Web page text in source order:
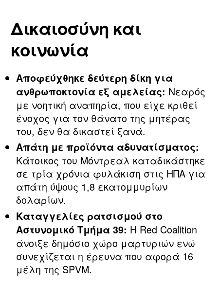
Δικαιοσύνη και
κοινωνία
Αποφεύχθηκε δεύτερη δίκη για
ανθρωποκτονία εξ αμελείας: Νεαρός
με νοητική αναπηρία, που είχε κριθεί
ένοχος για τον θάνατο της μητέρας
του, δεν θα δικαστεί ξανά.
Απάτη με προϊόντα αδυνατίσματος:
Κάτοικος του Μόντρεαλ καταδικάστηκε
σε τρία χρόνια φυλάκιση στις ΗΠΑ για
απάτη ύψους 1,8 εκατομμυρίων
δολαρίων.
Καταγγελίες ρατσισμού στο
Αστυνομικό Τμήμα 39: Η Red Coalition
άνοιξε δημόσιο χώρο μαρτυριών ενώ
συνεχίζεται η έρευνα που αφορά 16
μέλη της SPVM.